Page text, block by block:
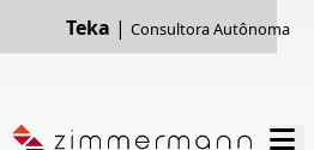
Teka | Consultora Autônoma